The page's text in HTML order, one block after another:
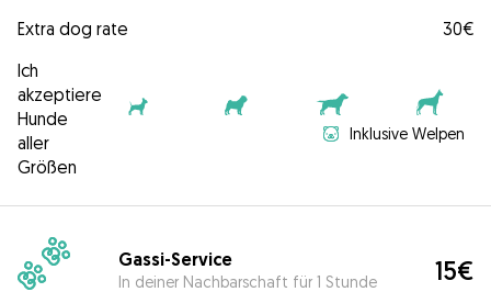
Extra dog rate
30€
Ich
akzeptiere
Hunde
aller
Größen
Inklusive Welpen
Gassi-Service
In deiner Nachbarschaft für 1 Stunde 15€